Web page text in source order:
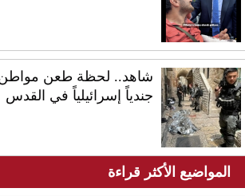
شاهد.. لحظة طعن
جندياً إسرائيلياً في القدس
المواضيع الأكثر قراءة